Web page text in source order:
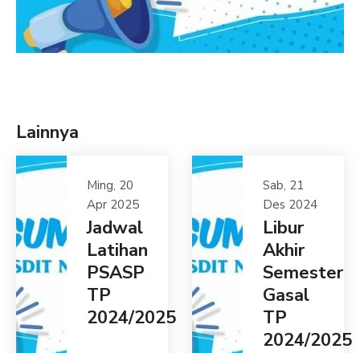
Lainnya
Ming, 20
Apr 2025
Jadwal
Latihan
PSASP
TP
2024/2025
Sab, 21
Des 2024
Libur
Akhir
Semester
Gasal
TP
2024/2025